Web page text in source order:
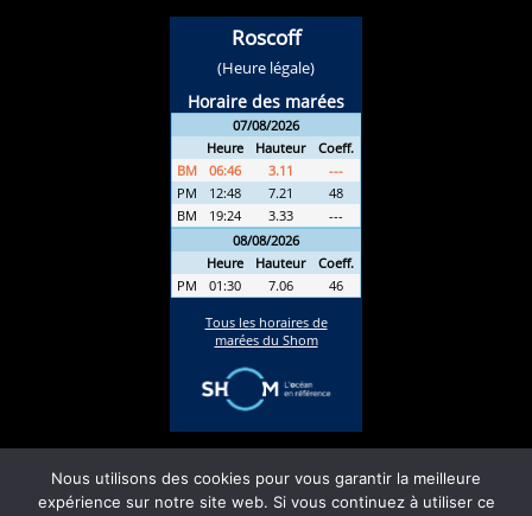
Nous utilisons des cookies pour vous garantir la meilleure
expérience sur notre site web. Si vous continuez à utiliser ce